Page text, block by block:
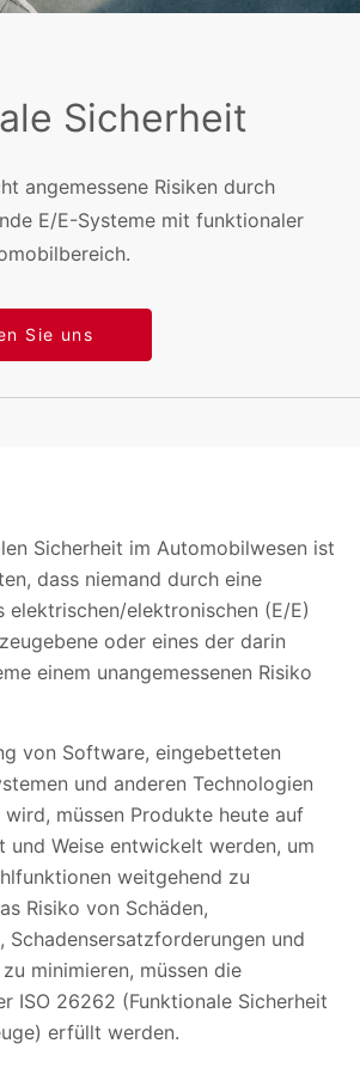
Sicherheit
angemessene Risiken durch
E/E-Systeme mit funktionaler
Sie uns
Sicherheit im Automobilwesen ist
dass niemand durch eine
elektrischen/elektronischen (E/E)
oder eines der darin
einem unangemessenen Risiko
von Software, eingebetteten
und anderen Technologien
müssen Produkte heute auf
und Weise entwickelt werden, um
weitgehend zu
Risiko von Schäden,
Schadensersatzforderungen und
minimieren, müssen die
ISO 26262 (Funktionale Sicherheit
erfüllt werden.